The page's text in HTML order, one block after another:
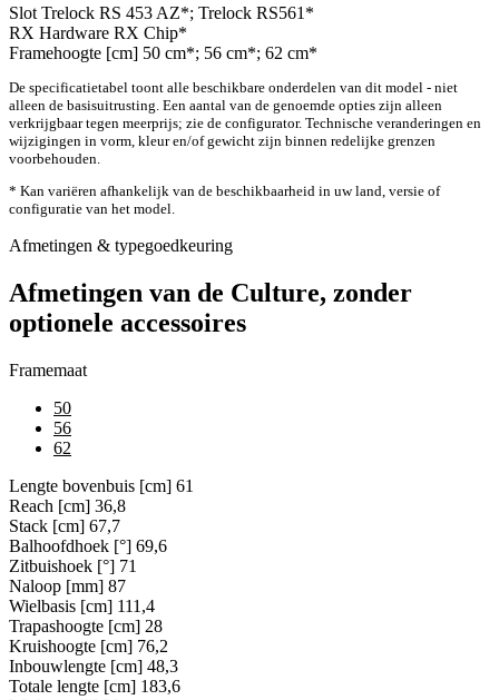
Slot Trelock RS 453 AZ*; Trelock RS561*
RX Hardware RX Chip*
Framehoogte [cm] 50 cm*; 56 cm*; 62 cm*
De specificatietabel toont alle beschikbare onderdelen van dit model - niet
alleen de basisuitrusting. Een aantal van de genoemde opties zijn alleen
verkrijgbaar tegen meerprijs; zie de configurator. Technische veranderingen en
wijzigingen in vorm, kleur en/of gewicht zijn binnen redelijke grenzen
voorbehouden.
* Kan variëren afhankelijk van de beschikbaarheid in uw land, versie of
configuratie van het model.
Afmetingen & typegoedkeuring
Afmetingen van de Culture, zonder
optionele accessoires
Framemaat
50
56
62
Lengte bovenbuis [cm] 61
Reach [cm] 36,8
Stack [cm] 67,7
Balhoofdhoek [°] 69,6
Zitbuishoek [°] 71
Naloop [mm] 87
Wielbasis [cm] 111,4
Trapashoogte [cm] 28
Kruishoogte [cm] 76,2
Inbouwlengte [cm] 48,3
Totale lengte [cm] 183,6